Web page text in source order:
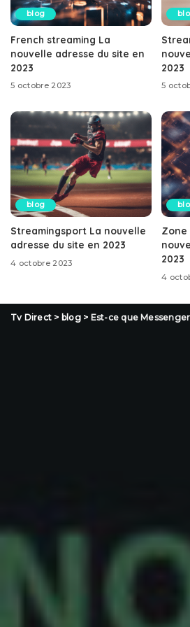
blog
French streaming La
nouvelle adresse du site en
2023
5 octobre 2023
2023
5
blog
Streamingsport La nouvelle
adresse du site en 2023
4 octobre 2023
Zone
2023
4
Tv Direct > blog> Est-ce que